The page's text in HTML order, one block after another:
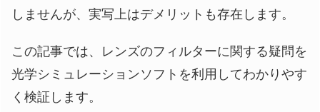
しませんが、実写上はデメリットも存在します。
この記事では、レンズのフィルターに関する疑問を
光学シミュレーションソフトを利用してわかりやす
く検証します。